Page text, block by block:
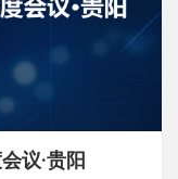
议·贵阳